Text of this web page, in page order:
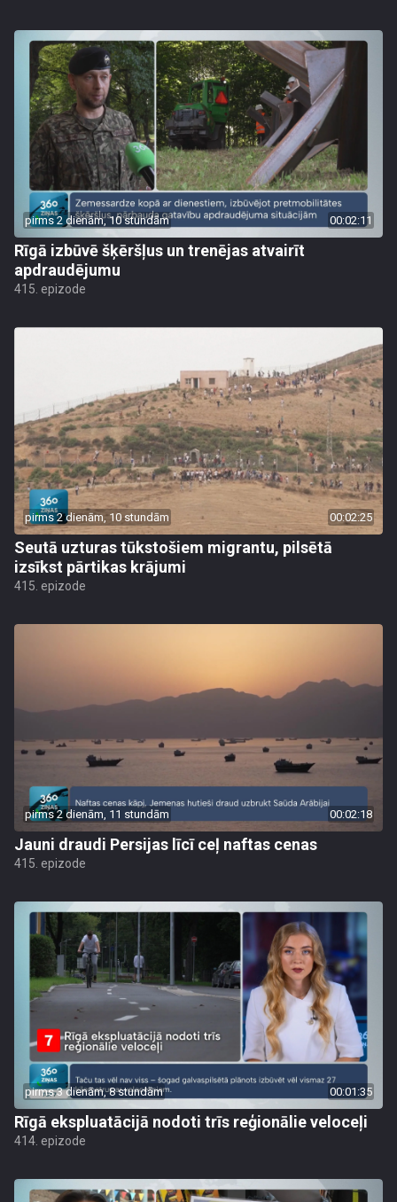
pirms 2 dienām, 10 stundām 00:02:11
Rīgā izbūvē šķēršļus un trenējas atvairīt
apdraudējumu
415. epizode
pirms 2 dienām, 10 stundām 00:02:25
Seutā uzturas tūkstošiem migrantu, pilsētā
izsīkst pārtikas krājumi
415. epizode
pirms 2 dienām, 11 stundām 00:02:18
Jauni draudi Persijas līcī ceļ naftas cenas
415. epizode
pirms 3 dienām, 8 stundām 00:01:35
Rīgā ekspluatācijā nodoti trīs reģionālie veloceļi
414. epizode